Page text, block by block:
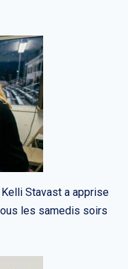
Stavast a apprise
les samedis soirs